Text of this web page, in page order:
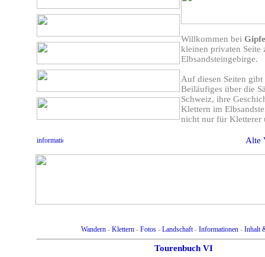
Willkommen bei
kleinen privaten Seite
Elbsandsteingebirge.
Auf diesen Seiten
Beiläufiges über die
Schweiz, ihre
Klettern im
nicht nur für Kletterer
Alte
Wandern- Klettern- Fotos- Landschaft- Informationen- Inhalt
Tourenbuch VI